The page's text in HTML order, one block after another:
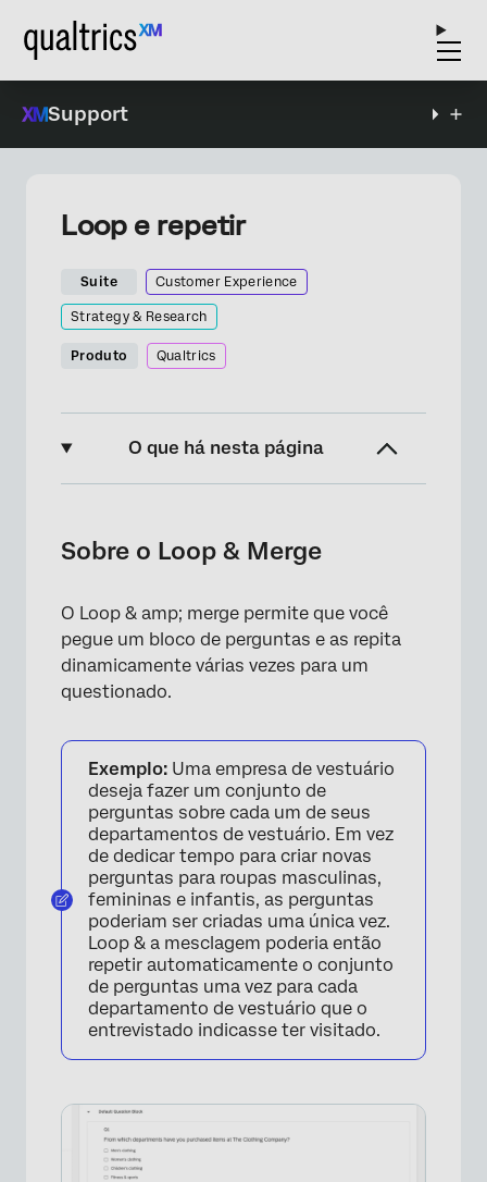
Support
Loop e repetir
Suite Customer Experience
Strategy & Research
Produto Qualtrics
O que há nesta página
Ativação do Loop & Merge
Looping baseado em um número
Static Loop & Merge
Loop & Mesclar campos
Randomização da ordem do loop
Entendendo as exportações de dados de
loop e mesclagem
Uso da lógica em blocos Loop & Merge
Desativação do Loop & Merge
Loop e mesclagem em diferentes tipos de
projeto
Perguntas frequentes
Sobre o Loop & Merge
O Loop & amp; merge permite que você
pegue um bloco de perguntas e as repita
dinamicamente várias vezes para um
questionado.
Exemplo: Uma empresa de vestuário
deseja fazer um conjunto de
perguntas sobre cada um de seus
departamentos de vestuário. Em vez
de dedicar tempo para criar novas
perguntas para roupas masculinas,
femininas e infantis, as perguntas
poderiam ser criadas uma única vez.
Loop & a mesclagem poderia então
repetir automaticamente o conjunto
de perguntas uma vez para cada
departamento de vestuário que o
entrevistado indicasse ter visitado.